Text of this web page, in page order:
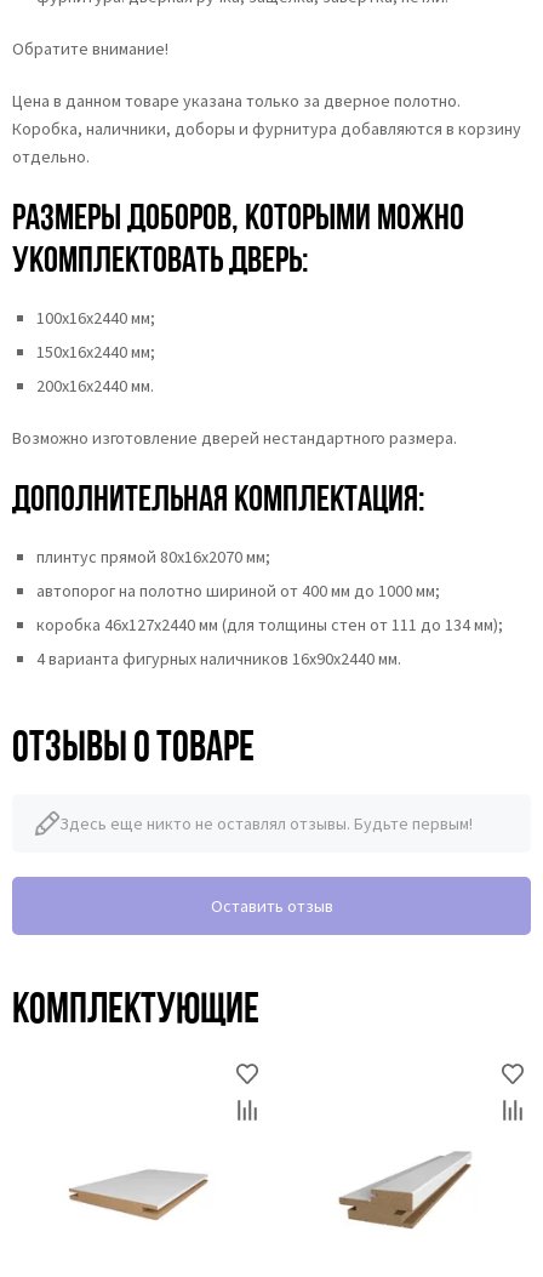
Обратите внимание!
Цена в данном товаре указана только за дверное полотно.
Коробка, наличники, доборы и фурнитура добавляются в корзину
отдельно.
Размеры доборов, которыми можно
укомплектовать дверь:
100х16х2440 мм;
150х16х2440 мм;
200х16х2440 мм.
Возможно изготовление дверей нестандартного размера.
Дополнительная комплектация:
плинтус прямой 80х16х2070 мм;
автопорог на полотно шириной от 400 мм до 1000 мм;
коробка 46x127x2440 мм (для толщины стен от 111 до 134 мм);
4 варианта фигурных наличников 16х90х2440 мм.
Отзывы о товаре
Здесь еще никто не оставлял отзывы. Будьте первым!
Оставить отзыв
Комплектующие